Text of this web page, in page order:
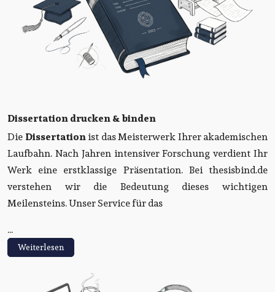
Dissertation drucken & binden
Die Dissertationist das Meisterwerk Ihrer akademischen
Laufbahn. Nach Jahren intensiver Forschung verdient Ihr
Werk eine erstklassige Präsentation. Bei thesisbind.de
verstehen wir die Bedeutung dieses wichtigen
Meilensteins. Unser Service für das
...
Weiterlesen